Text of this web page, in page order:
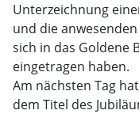
Unterzeichnung
und die
sich in das Goldene
eingetragen haben.
Am nächsten Tag
dem Titel des